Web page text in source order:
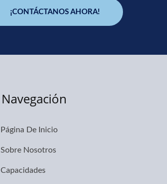
¡CONTÁCTANOS AHORA!
Navegación
Página De Inicio
Sobre Nosotros
Capacidades